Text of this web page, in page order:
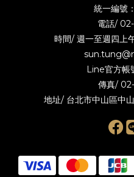
統一編號
電話/
時間/ 週一至週四上
Line官方帳
傳真/
地址/ 台北市中山區中